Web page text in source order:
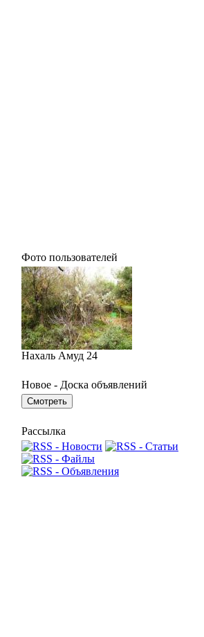
Фото пользователей
Нахаль Амуд 24
Новое - Доска объявлений
Рассылка